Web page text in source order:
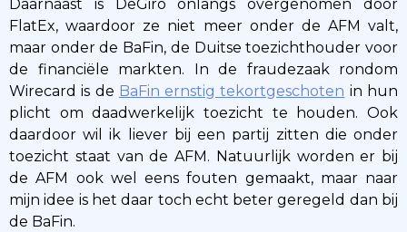
Daarnaast is DeGiro onlangs overgenomen door
FlatEx, waardoor ze niet meer onder de AFM valt,
maar onder de BaFin, de Duitse toezichthouder voor
de financiële markten. In de fraudezaak rondom
Wirecard is de BaFin ernstig tekortgeschoten in hun
plicht om daadwerkelijk toezicht te houden. Ook
daardoor wil ik liever bij een partij zitten die onder
toezicht staat van de AFM. Natuurlijk worden er bij
de AFM ook wel eens fouten gemaakt, maar naar
mijn idee is het daar toch echt beter geregeld dan bij
de BaFin.